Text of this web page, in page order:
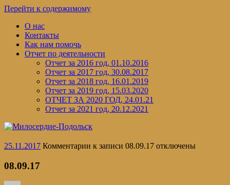
Перейти к содержимому
О нас
Контакты
Как нам помочь
Отчет по деятельности
Отчет за 2016 год, 01.10.2016
Отчет за 2017 год, 30.08.2017
Отчет за 2018 год, 16.01.2019
Отчет за 2019 год, 15.03.2020
ОТЧЕТ ЗА 2020 ГОД, 24.01.21
Отчет за 2021 год, 20.12.2021
25.11.2017 Комментарии к записи 08.09.17 отключены
08.09.17